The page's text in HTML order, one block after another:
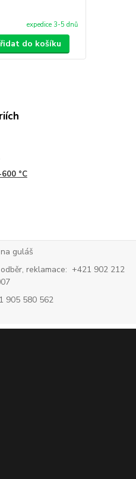
expedice 3-5 dnů
do košíku
°C
guláš
reklamace: +421 902 212
905 580 562